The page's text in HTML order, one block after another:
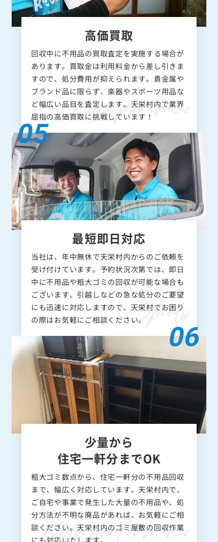
高価買取
回収中に不用品の買取査定を実施する場合が
あります。買取金は利用料金から差し引きま
すので、処分費用が抑えられます。貴金属や
ブランド品に限らず、楽器やスポーツ用品な
ど幅広い品目を査定します。天栄村内で業界
屈指の高価買取に挑戦しています！
最短即日対応
当社は、年中無休で天栄村内からのご依頼を
受け付けています。予約状況次第では、即日
中に不用品や粗大ゴミの回収が可能な場合も
ございます。引越しなどの急な処分のご要望
にも迅速に対応しますので、天栄村でお困り
の際はお気軽にご相談ください。
少量から
住宅一軒分までOK
粗大ゴミ数点から、住宅一軒分の不用品回収
まで、幅広く対応しています。天栄村内で、
ご自宅や事業で発生した大量の不用品や、処
分方法が不明な廃品があれば、お気軽にご相
談ください。天栄村内のゴミ屋敷の回収作業
にも対応いたします。